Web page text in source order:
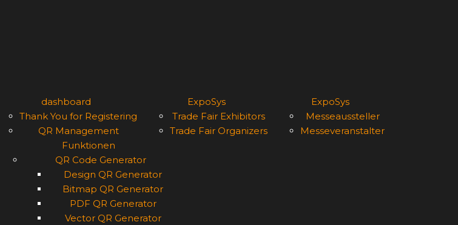
dashboard
Thank You for Registering
QR Management
ExpoSys
Trade Fair Exhibitors
Trade Fair Organizers
ExpoSys
Messeaussteller
Messeveranstalter
Funktionen
QR Code Generator
Design QR Generator
Bitmap QR Generator
PDF QR Generator
Vector QR Generator